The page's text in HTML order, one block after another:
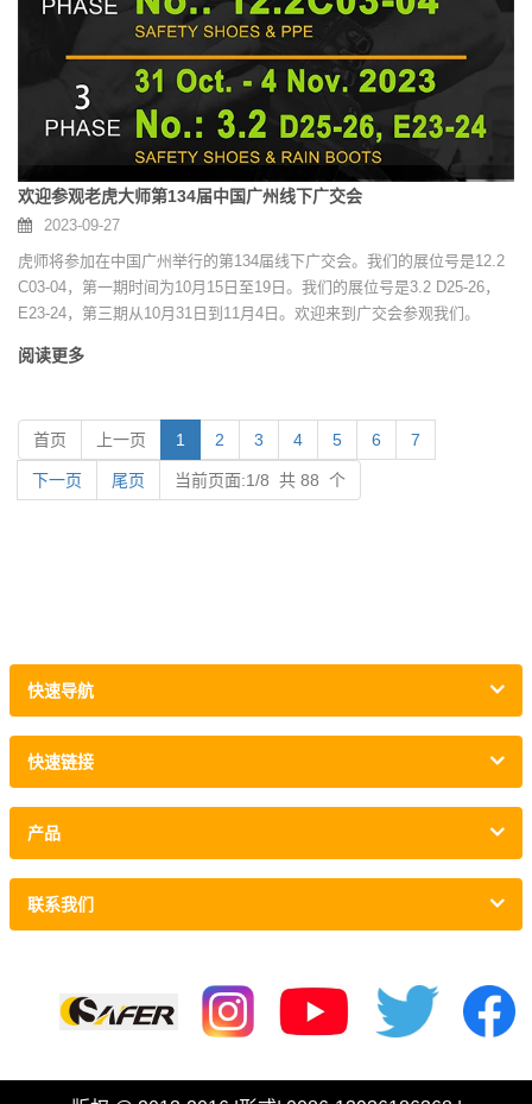
欢迎参观老虎大师第134届中国广州线下广交会
2023-09-27
虎师将参加在中国广州举行的第134届线下广交会。我们的展位号是12.2
C03-04，第一期时间为10月15日至19日。我们的展位号是3.2 D25-26，
E23-24，第三期从10月31日到11月4日。欢迎来到广交会参观我们。
阅读更多
首页 上一页 1 2 3 4 5 6 7
下一页 尾页 当前页面:1/8 共 88 个
快速导航
快速链接
产品
联系我们